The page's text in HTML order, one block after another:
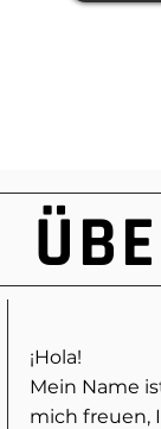
¡Hola!
Mein Name
mich freuen,